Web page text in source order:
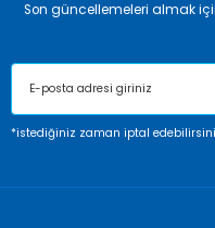
Son güncellemeleri almak
*istediğiniz zaman iptal